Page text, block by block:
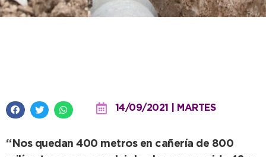
14/09/2021 | MARTES
“Nos quedan 400 metros en cañería de 800